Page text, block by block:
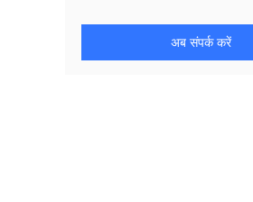
अब संपर्क करें